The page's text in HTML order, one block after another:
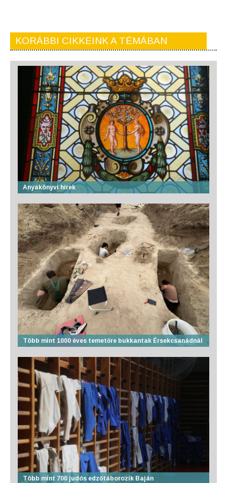
KORÁBBI CIKKEINK A TÉMÁBAN
Anyakönyvi hírek
Több mint 1000 éves temetőre bukkantak Érsekcsanádnál
Több mint 700 judós edzőtáborozik Baján